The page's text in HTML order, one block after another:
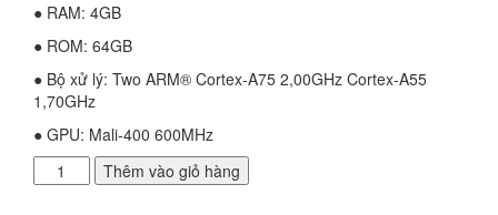
● RAM: 4GB
● ROM: 64GB
● Bộ xử lý: Two ARM® Cortex-A75 2,00GHz Cortex-A55
1,70GHz
● GPU: Mali-400 600MHz
điểm
Thêm vào giỏ hàng